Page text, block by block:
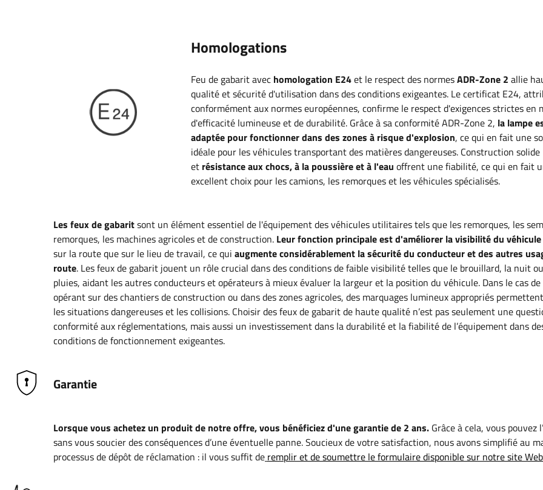
Homologations
Feu de gabarit avec homologation E24et le respect des normesADR-Zone 2 allie
qualité et sécurité d'utilisation dans des conditions exigeantes. Le certificat E24,
conformément aux normes européennes, confirme le respect d'exigences strictes en
d'efficacité lumineuse et de durabilité. Grâce à sa conformité ADR-Zone 2, la lampe
adaptée pour fonctionner dans des zones à risque d'explosion, ce qui en fait une
idéale pour les véhicules transportant des matières dangereuses. Construction solide
et résistance aux chocs, à la poussière et à l'eau offrent une fiabilité, ce qui en fait
excellent choix pour les camions, les remorques et les véhicules spécialisés.
Les feux de gabaritsont un élément essentiel de l'équipement des véhicules utilitaires tels que les remorques, les
remorques, les machines agricoles et de construction. Leur fonction principaleest d'améliorer la visibilité du véhicule
sur la route que sur le lieu de travail, ce qui augmente considérablement la sécurité du conducteur et des autres
route. Les feux de gabarit jouent un rôle crucial dans des conditions de faible visibilité telles que le brouillard, la nuit
pluies, aidant les autres conducteurs et opérateurs à mieux évaluer la largeur et la position du véhicule. Dans le cas
opérant sur des chantiers de construction ou dans des zones agricoles, des marquages ​​lumineux appropriés
les situations dangereuses et les collisions. Choisir des feux de gabarit de haute qualité n’est pas seulement une
conformité aux réglementations, mais aussi un investissement dans la durabilité et la fiabilité de l’équipement dans
conditions de fonctionnement exigeantes.
Garantie
Lorsque vous achetez un produit de notre offre, vous bénéficiez d'une garantie de 2 ans. Grâce à cela, vous pouvez
sans vous soucier des conséquences d’une éventuelle panne. Soucieux de votre satisfaction, nous avons simplifié au
processus de dépôt de réclamation : il vous suffit de remplir et de soumettre le formulaire disponible sur notre site